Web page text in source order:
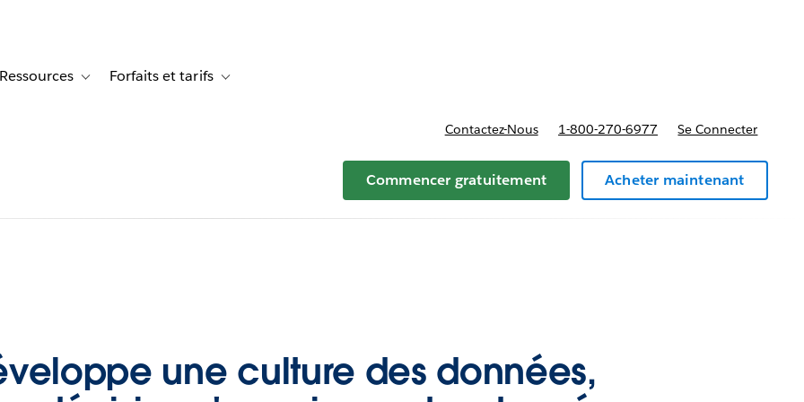
Témoignages clients
sub-navigation for Solutions
Ressources Toggle sub-navigation for Ressources
Forfaits et tarifs Toggle sub-navigation for Forfaits et tarifs
Contactez-Nous 1-800-270-6977 Se Connecter
Commencer gratuitement Acheter maintenant
une culture des données,